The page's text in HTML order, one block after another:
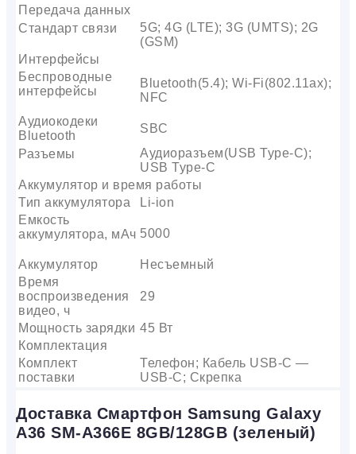
Передача данных
Стандарт связи
5G; 4G (LTE); 3G (UMTS); 2G
(GSM)
Интерфейсы
Беспроводные
интерфейсы
Bluetooth(5.4); Wi-Fi(802.11ax);
NFC
Аудиокодеки
Bluetooth
SBC
Разъемы
Аудиоразъем(USB Type-C);
USB Type-C
Аккумулятор и время работы
Тип аккумулятора
Li-ion
Емкость
аккумулятора, мАч 5000
Аккумулятор
Несъемный
Время
воспроизведения
видео, ч
29
Мощность зарядки 45 Вт
Комплектация
Комплект
поставки
Телефон; Кабель USB-C —
USB-C; Скрепка
Доставка Смартфон Samsung Galaxy
A36 SM-A366E 8GB/128GB (зеленый)